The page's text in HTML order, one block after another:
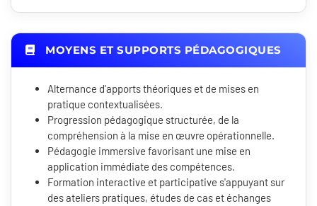
MOYENS ET SUPPORTS PÉDAGOGIQUES
Alternance d'apports théoriques et de mises en
pratique contextualisées.
Progression pédagogique structurée, de la
compréhension à la mise en œuvre opérationnelle.
Pédagogie immersive favorisant une mise en
application immédiate des compétences.
Formation interactive et participative s'appuyant sur
des ateliers pratiques, études de cas et échanges